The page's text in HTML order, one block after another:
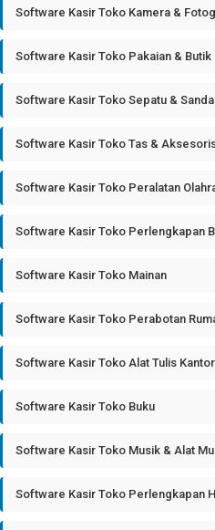
Software Kasir Toko Kamera &
Software Kasir Toko Pakaian & Butik
Software Kasir Toko Sepatu & Sandal
Software Kasir Toko Tas &
Software Kasir Toko Peralatan
Software Kasir Toko Perlengkapan
Software Kasir Toko Mainan
Software Kasir Toko Perabotan
Software Kasir Toko Alat Tulis
Software Kasir Toko Buku
Software Kasir Toko Musik & Alat
Software Kasir Toko Perlengkapan